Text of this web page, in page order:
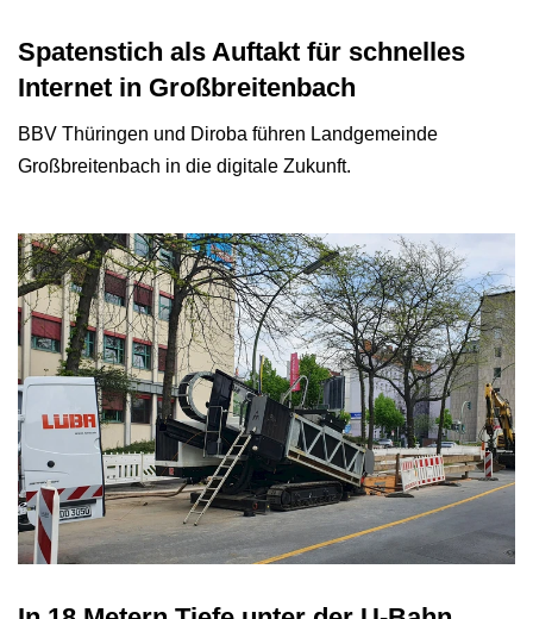
Spatenstich als Auftakt für schnelles
Internet in Großbreitenbach
BBV Thüringen und Diroba führen Landgemeinde
Großbreitenbach in die digitale Zukunft.